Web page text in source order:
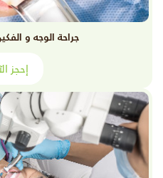
جراحة الوجه و
إحجز